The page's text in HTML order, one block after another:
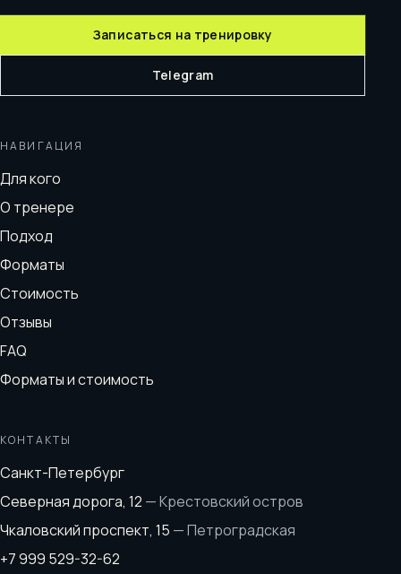
Записаться на тренировку
Telegram
НАВИГАЦИЯ
Для кого
О тренере
Подход
Форматы
Стоимость
Отзывы
FAQ
Форматы и стоимость
КОНТАКТЫ
Санкт-Петербург
Северная дорога, 12 —Крестовский остров
Чкаловский проспект, 15 —Петроградская
+7 999 529-32-62